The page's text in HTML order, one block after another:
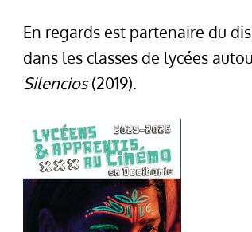
En regards est partenaire du
dans les classes de lycées
Silencios(2019).